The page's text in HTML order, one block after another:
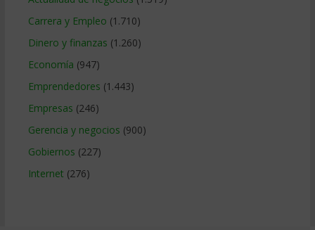
Carrera y Empleo (1.710)
Dinero y finanzas (1.260)
Economía (947)
Emprendedores (1.443)
Empresas (246)
Gerencia y negocios (900)
Gobiernos (227)
Internet (276)